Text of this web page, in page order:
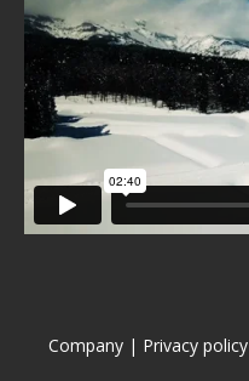
Company | Privacy policy